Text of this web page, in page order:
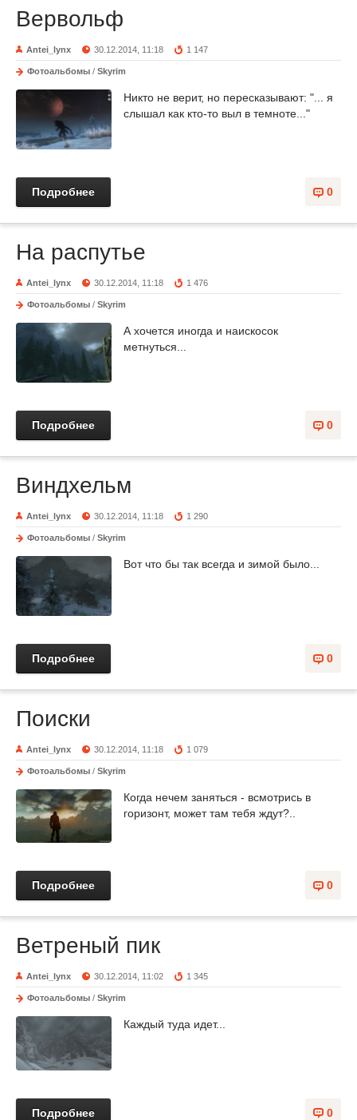
Вервольф
Antei_lynx 30.12.2014, 11:18 1 147
Фотоальбомы / Skyrim
Никто не верит, но пересказывают: "... я
слышал как кто-то выл в темноте..."
0
Подробнее
На распутье
Antei_lynx 30.12.2014, 11:18 1 476
Фотоальбомы / Skyrim
А хочется иногда и наискосок
метнуться...
0
Подробнее
Виндхельм
Antei_lynx 30.12.2014, 11:18 1 290
Фотоальбомы / Skyrim
Вот что бы так всегда и зимой было...
0
Подробнее
Поиски
Antei_lynx 30.12.2014, 11:18 1 079
Фотоальбомы / Skyrim
Когда нечем заняться - всмотрись в
горизонт, может там тебя ждут?..
0
Подробнее
Ветреный пик
Antei_lynx 30.12.2014, 11:02 1 345
Фотоальбомы / Skyrim
Каждый туда идет...
0
Подробнее